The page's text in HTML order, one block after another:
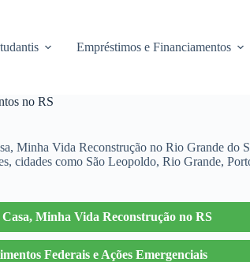
Empréstimos e Financiamentos
no RS
Minha Vida Reconstrução no Rio Grande do
cidades como São Leopoldo, Rio Grande,
Minha Vida Reconstrução no RS
Federais e Ações Emergenciais